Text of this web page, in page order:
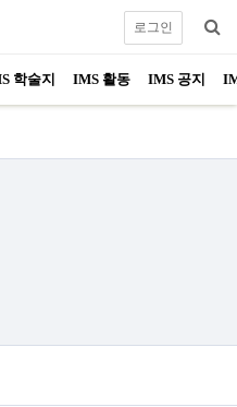
학술지 IMS 활동 IMS 공지
로그인